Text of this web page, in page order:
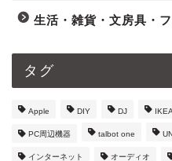
生活・雑貨・文房具・
タグ
Apple DIY DJ
PC周辺機器 talbot one
インターネット オーディオ